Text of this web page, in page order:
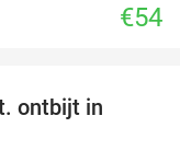
€54
ontbijt in